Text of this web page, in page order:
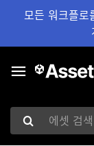
모든 워크플로
에셋 검색